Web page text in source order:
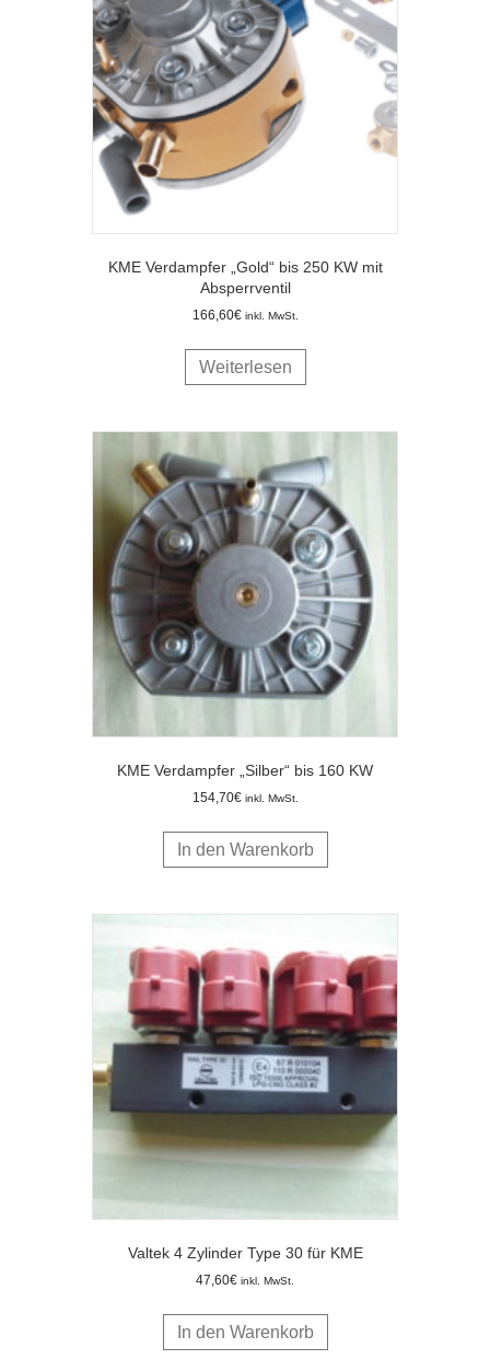
KME Verdampfer „Gold“ bis 250 KW mit
Absperrventil
166,60€ inkl. MwSt.
Weiterlesen
KME Verdampfer „Silber“ bis 160 KW
154,70€ inkl. MwSt.
In den Warenkorb
Valtek 4 Zylinder Type 30 für KME
47,60€ inkl. MwSt.
In den Warenkorb